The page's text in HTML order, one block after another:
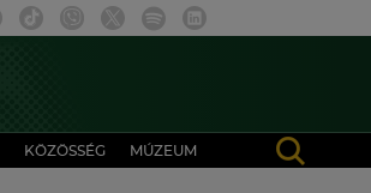
KÖZÖSSÉG MÚZEUM